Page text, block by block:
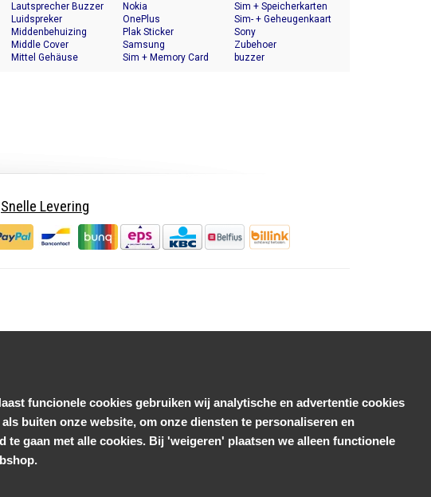
Lautsprecher Buzzer
Luidspreker
Middenbehuizing
Middle Cover
Mittel Gehäuse
Nokia
OnePlus
Plak Sticker
Samsung
Sim + Memory Card
Sim + Speicherkarten
Halter
Sim- + Geheugenkaart
Houder
Sony
Zubehoer
buzzer
Snelle Levering
funcionele cookies gebruiken wij analytische en advertentie cookies
buiten onze website, om onze diensten te personaliseren en
te gaan met alle cookies. Bij 'weigeren' plaatsen we alleen functionele